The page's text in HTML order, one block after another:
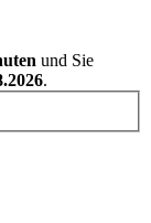
und Sie
.